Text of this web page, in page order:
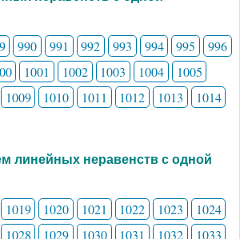
990 991 992 993 994 995
996
1001 1002 1003 1004
1005
1009 1010 1011 1012 1013
1014
линейных неравенств с одной
1019 1020 1021 1022 1023
1024
1028 1029 1030 1031 1032 1033